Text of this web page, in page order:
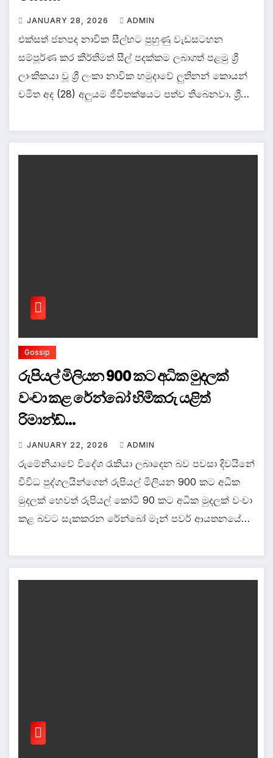
JANUARY 28, 2026 ADMIN
එක්සත් ජනපද නාවික සීල්භට පුහුණු වැඩසටහන
සම්පූර්ණ කර කීර්තිමත් සීල් පදක්කම ලබාගත් පළමු ශ්‍රී
ලාංකිකයා වූ ශ්‍රී ලංකා නාවික හමුදාවේ ලුතිනන් කොයන්
චමිත අද (28) අලුයම ජීවිතක්ෂයට පත්ව තිබෙනවා. ශ්‍රී…
Gossip
රුපියල් මිලියන 900 කට අධික මුදලක්
වංචා කළ රේන්බෝ හිමිකරු යළිත්
රිමාන්ඩ්…
JANUARY 22, 2026 ADMIN
රුමේනියාවේ විදේශ රැකියා ලබාදෙන බව පවසා දිවයිනේ
විවිධ පුද්ගලයින්ගෙන් රුපියල් මිලියන 900 කට අධික
මුදලක් හෙවත් රුපියල් කෝටි 90 කට අධික මුදලක් වංචා
කළ බවට සැකකරන රේන්බෝ මෑන් පවර් ආයතනයේ…